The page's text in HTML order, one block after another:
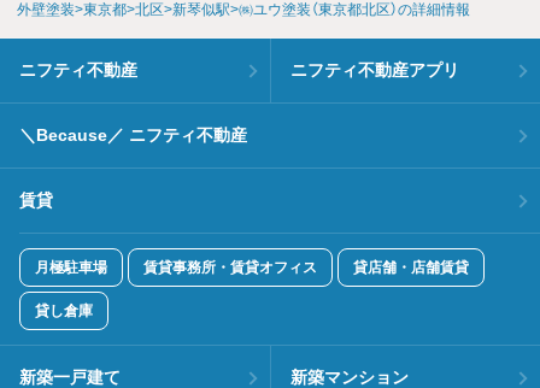
外壁塗装 東京都 北区 新琴似駅 ㈱ユウ塗装（東京都北区）の詳細情報
ニフティ不動産 ニフティ不動産アプリ
＼Because／ ニフティ不動産
賃貸
月極駐車場 賃貸事務所・賃貸オフィス 貸店舗・店舗賃貸
貸し倉庫
新築一戸建て 新築マンション